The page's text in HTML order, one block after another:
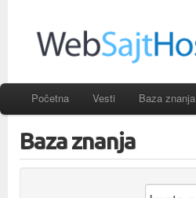
Početna Vesti Baza znanja
Baza znanja